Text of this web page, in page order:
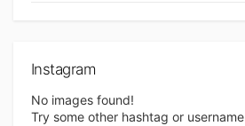
Instagram
No images found!
Try some other hashtag or username